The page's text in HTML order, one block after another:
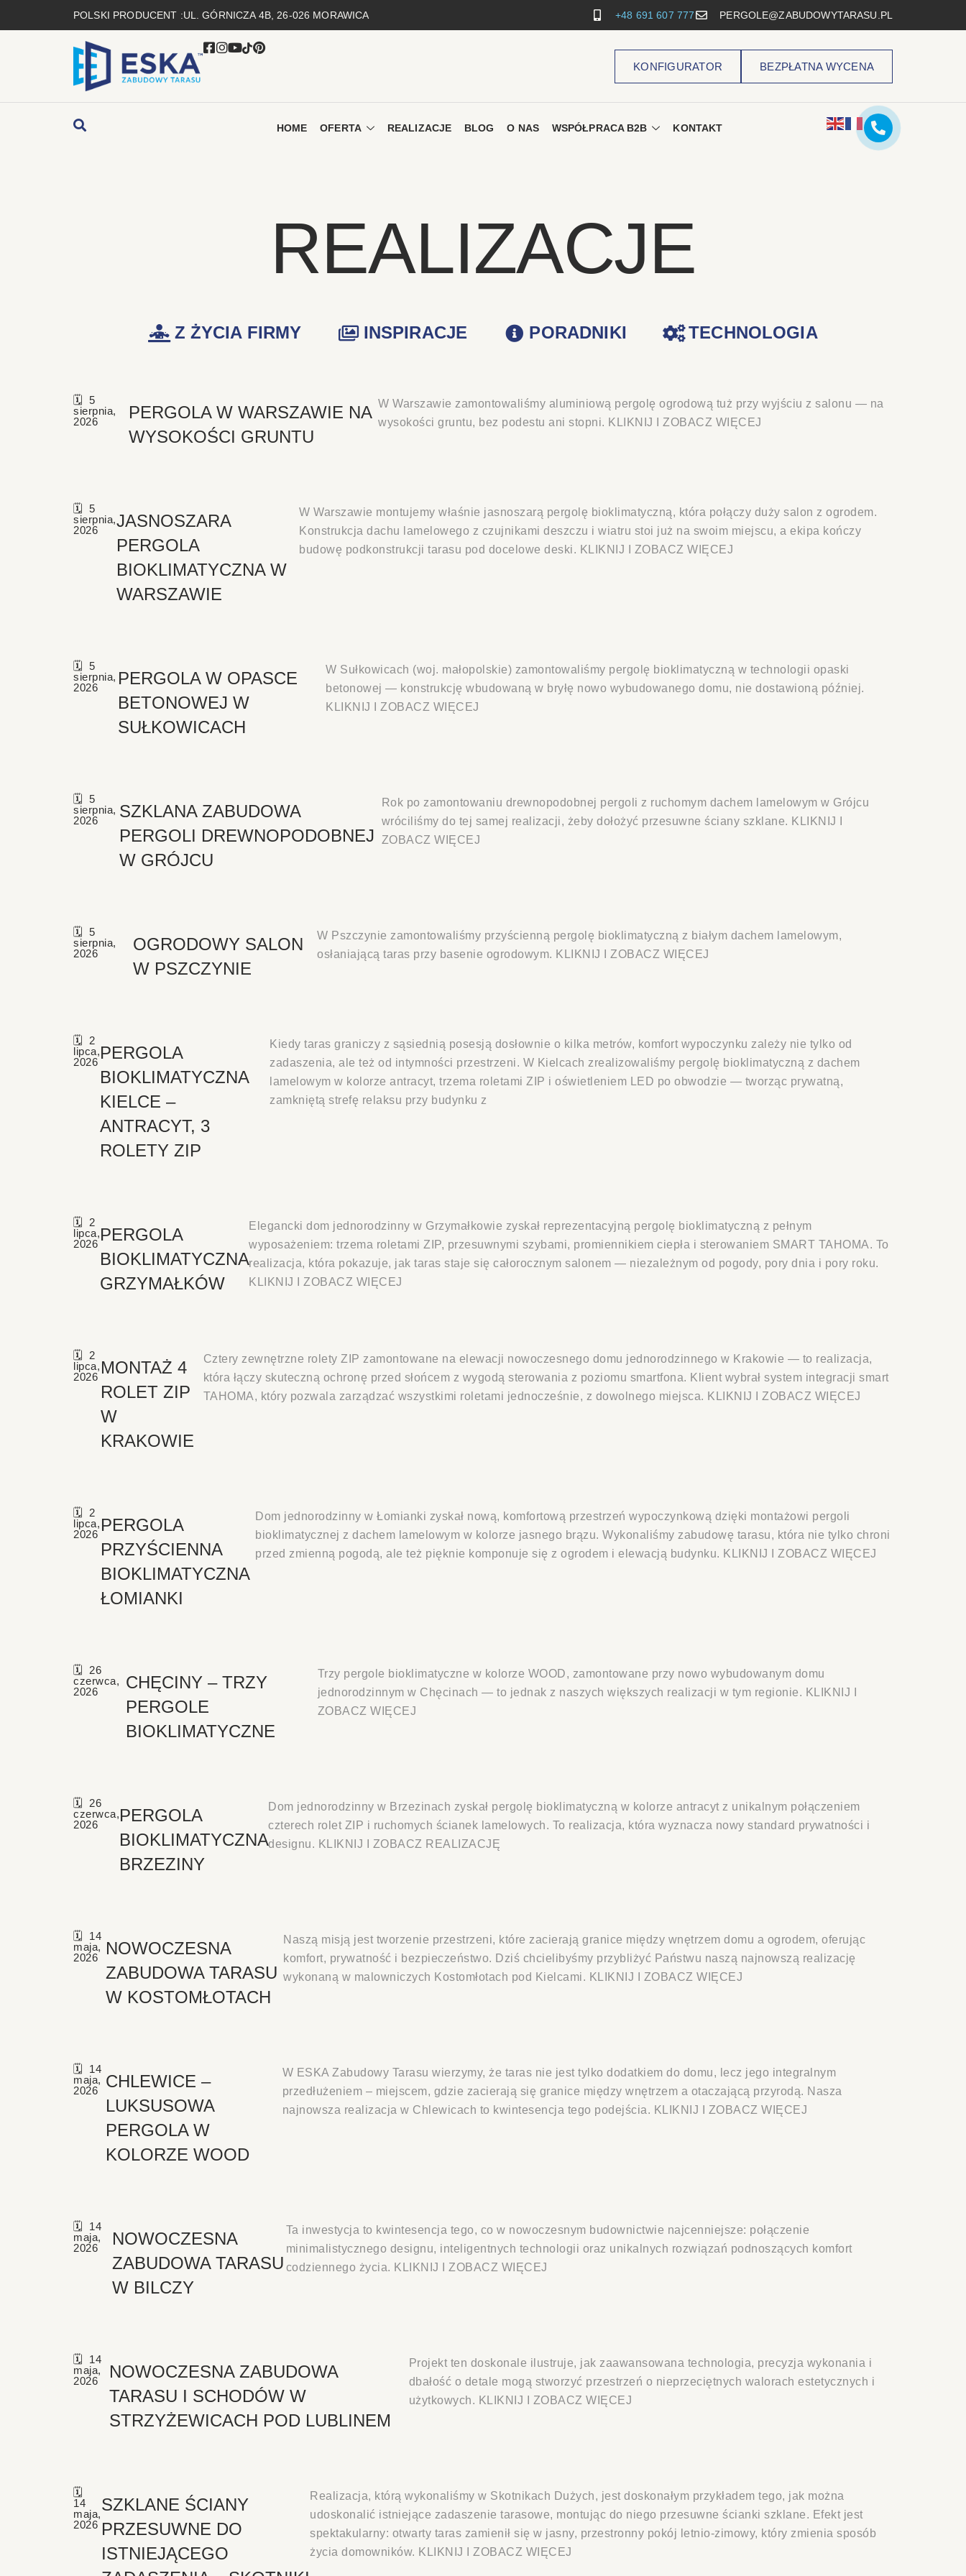
POLSKI PRODUCENT :UL. GÓRNICZA 4B, 26-026 MORAWICA +48 691 607 777 PERGOLE@ZABUDOWYTARASU.PL
KONFIGURATOR BEZPŁATNA WYCENA
HOME OFERTA REALIZACJE BLOG O NAS WSPÓŁPRACA B2B KONTAKT
REALIZACJE
Z ŻYCIA FIRMY INSPIRACJE PORADNIKI TECHNOLOGIA
PERGOLA W WARSZAWIE NA
WYSOKOŚCI GRUNTU
5
sierpnia,
2026
W Warszawie zamontowaliśmy aluminiową pergolę ogrodową tuż przy wyjściu z salonu — na
wysokości gruntu, bez podestu ani stopni. KLIKNIJ I ZOBACZ WIĘCEJ
JASNOSZARA
PERGOLA
BIOKLIMATYCZNA W
WARSZAWIE
5
sierpnia,
2026
W Warszawie montujemy właśnie jasnoszarą pergolę bioklimatyczną, która połączy duży salon z ogrodem.
Konstrukcja dachu lamelowego z czujnikami deszczu i wiatru stoi już na swoim miejscu, a ekipa kończy
budowę podkonstrukcji tarasu pod docelowe deski. KLIKNIJ I ZOBACZ WIĘCEJ
PERGOLA W OPASCE
BETONOWEJ W
SUŁKOWICACH
5
sierpnia,
2026
W Sułkowicach (woj. małopolskie) zamontowaliśmy pergolę bioklimatyczną w technologii opaski
betonowej — konstrukcję wbudowaną w bryłę nowo wybudowanego domu, nie dostawioną później.
KLIKNIJ I ZOBACZ WIĘCEJ
SZKLANA ZABUDOWA
PERGOLI DREWNOPODOBNEJ
W GRÓJCU
5
sierpnia,
2026
Rok po zamontowaniu drewnopodobnej pergoli z ruchomym dachem lamelowym w Grójcu
wróciliśmy do tej samej realizacji, żeby dołożyć przesuwne ściany szklane. KLIKNIJ I
ZOBACZ WIĘCEJ
OGRODOWY SALON
W PSZCZYNIE
5
sierpnia,
2026
W Pszczynie zamontowaliśmy przyścienną pergolę bioklimatyczną z białym dachem lamelowym,
osłaniającą taras przy basenie ogrodowym. KLIKNIJ I ZOBACZ WIĘCEJ
PERGOLA
BIOKLIMATYCZNA
KIELCE –
ANTRACYT, 3
ROLETY ZIP
2
lipca,
2026
Kiedy taras graniczy z sąsiednią posesją dosłownie o kilka metrów, komfort wypoczynku zależy nie tylko od
zadaszenia, ale też od intymności przestrzeni. W Kielcach zrealizowaliśmy pergolę bioklimatyczną z dachem
lamelowym w kolorze antracyt, trzema roletami ZIP i oświetleniem LED po obwodzie — tworząc prywatną,
zamkniętą strefę relaksu przy budynku z
PERGOLA
BIOKLIMATYCZNA
GRZYMAŁKÓW
2
lipca,
2026
Elegancki dom jednorodzinny w Grzymałkowie zyskał reprezentacyjną pergolę bioklimatyczną z pełnym
wyposażeniem: trzema roletami ZIP, przesuwnymi szybami, promiennikiem ciepła i sterowaniem SMART TAHOMA. To
realizacja, która pokazuje, jak taras staje się całorocznym salonem — niezależnym od pogody, pory dnia i pory roku.
KLIKNIJ I ZOBACZ WIĘCEJ
MONTAŻ 4
ROLET ZIP
W
KRAKOWIE
2
lipca,
2026
Cztery zewnętrzne rolety ZIP zamontowane na elewacji nowoczesnego domu jednorodzinnego w Krakowie — to realizacja,
która łączy skuteczną ochronę przed słońcem z wygodą sterowania z poziomu smartfona. Klient wybrał system integracji smart
TAHOMA, który pozwala zarządzać wszystkimi roletami jednocześnie, z dowolnego miejsca. KLIKNIJ I ZOBACZ WIĘCEJ
PERGOLA
PRZYŚCIENNA
BIOKLIMATYCZNA
ŁOMIANKI
2
lipca,
2026
Dom jednorodzinny w Łomianki zyskał nową, komfortową przestrzeń wypoczynkową dzięki montażowi pergoli
bioklimatycznej z dachem lamelowym w kolorze jasnego brązu. Wykonaliśmy zabudowę tarasu, która nie tylko chroni
przed zmienną pogodą, ale też pięknie komponuje się z ogrodem i elewacją budynku. KLIKNIJ I ZOBACZ WIĘCEJ
CHĘCINY – TRZY
PERGOLE
BIOKLIMATYCZNE
26
czerwca,
2026
Trzy pergole bioklimatyczne w kolorze WOOD, zamontowane przy nowo wybudowanym domu
jednorodzinnym w Chęcinach — to jednak z naszych większych realizacji w tym regionie. KLIKNIJ I
ZOBACZ WIĘCEJ
PERGOLA
BIOKLIMATYCZNA
BRZEZINY
26
czerwca,
2026
Dom jednorodzinny w Brzezinach zyskał pergolę bioklimatyczną w kolorze antracyt z unikalnym połączeniem
czterech rolet ZIP i ruchomych ścianek lamelowych. To realizacja, która wyznacza nowy standard prywatności i
designu. KLIKNIJ I ZOBACZ REALIZACJĘ
NOWOCZESNA
ZABUDOWA TARASU
W KOSTOMŁOTACH
14
maja,
2026
Naszą misją jest tworzenie przestrzeni, które zacierają granice między wnętrzem domu a ogrodem, oferując
komfort, prywatność i bezpieczeństwo. Dziś chcielibyśmy przybliżyć Państwu naszą najnowszą realizację
wykonaną w malowniczych Kostomłotach pod Kielcami. KLIKNIJ I ZOBACZ WIĘCEJ
CHLEWICE –
LUKSUSOWA
PERGOLA W
KOLORZE WOOD
14
maja,
2026
W ESKA Zabudowy Tarasu wierzymy, że taras nie jest tylko dodatkiem do domu, lecz jego integralnym
przedłużeniem – miejscem, gdzie zacierają się granice między wnętrzem a otaczającą przyrodą. Nasza
najnowsza realizacja w Chlewicach to kwintesencja tego podejścia. KLIKNIJ I ZOBACZ WIĘCEJ
NOWOCZESNA
ZABUDOWA TARASU
W BILCZY
14
maja,
2026
Ta inwestycja to kwintesencja tego, co w nowoczesnym budownictwie najcenniejsze: połączenie
minimalistycznego designu, inteligentnych technologii oraz unikalnych rozwiązań podnoszących komfort
codziennego życia. KLIKNIJ I ZOBACZ WIĘCEJ
NOWOCZESNA ZABUDOWA
TARASU I SCHODÓW W
STRZYŻEWICACH POD LUBLINEM
14
maja,
2026
Projekt ten doskonale ilustruje, jak zaawansowana technologia, precyzja wykonania i
dbałość o detale mogą stworzyć przestrzeń o nieprzeciętnych walorach estetycznych i
użytkowych. KLIKNIJ I ZOBACZ WIĘCEJ
SZKLANE ŚCIANY
PRZESUWNE DO
ISTNIEJĄCEGO
14
maja,
2026
Realizacja, którą wykonaliśmy w Skotnikach Dużych, jest doskonałym przykładem tego, jak można
udoskonalić istniejące zadaszenie tarasowe, montując do niego przesuwne ścianki szklane. Efekt jest
spektakularny: otwarty taras zamienił się w jasny, przestronny pokój letnio-zimowy, który zmienia sposób
życia domowników. KLIKNIJ I ZOBACZ WIĘCEJ